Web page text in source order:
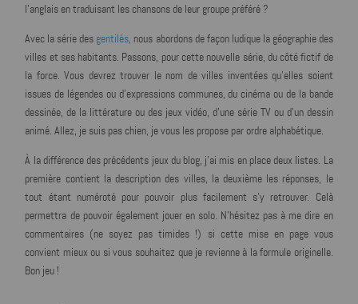
l'anglais en traduisant les chansons de leur groupe préféré ?
Avec la série des gentilés, nous abordons de façon ludique la géographie des
villes et ses habitants. Passons, pour cette nouvelle série, du côté fictif de
la force. Vous devrez trouver le nom de villes inventées qu'elles soient
issues de légendes ou d'expressions communes, du cinéma ou de la bande
dessinée, de la littérature ou des jeux vidéo, d'une série TV ou d'un dessin
animé. Allez, je suis pas chien, je vous les propose par ordre alphabétique.
À la différence des précédents jeux du blog, j'ai mis en place deux listes. La
première contient la description des villes, la deuxième les réponses, le
tout étant numéroté pour pouvoir plus facilement s'y retrouver. Celà
permettra de pouvoir également jouer en solo. N'hésitez pas à me dire en
commentaires (ne soyez pas timides !) si cette mise en page vous
convient mieux ou si vous souhaitez que je revienne à la formule originelle.
Bon jeu !